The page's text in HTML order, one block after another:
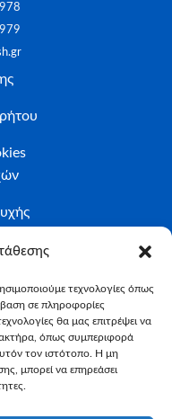
τεχνολογίες όπως
σε πληροφορίες
θα μας επιτρέψει να
όπως συμπεριφορά
τον ιστότοπο. Η μη
μπορεί να επηρεάσει